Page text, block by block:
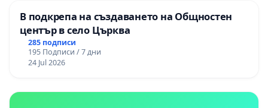
В подкрепа на създаването на Общностен
център в село Църква
285 подписи
195 Подписи / 7 дни
24 Jul 2026